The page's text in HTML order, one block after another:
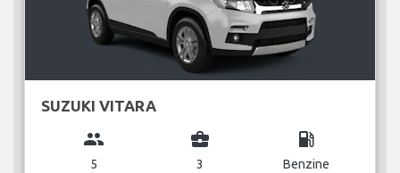
SUZUKI VITARA
group
5
business_center
3
local_gas_station
Benzine